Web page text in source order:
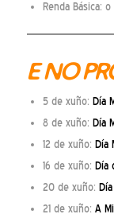
Renda Básica:
E NO
5 de xuño: Día
8 de xuño: Día
12 de xuño: Día
16 de xuño: Día
20 de xuño:
21 de xuño: A